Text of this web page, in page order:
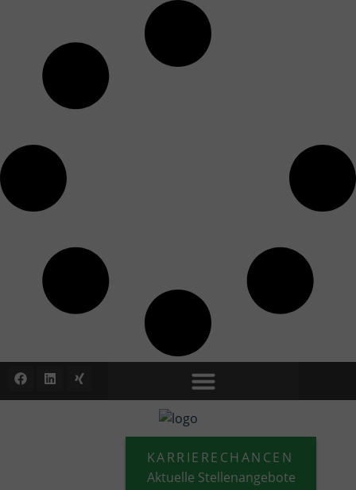
KARRIERECHANCEN
Aktuelle Stellenangebote